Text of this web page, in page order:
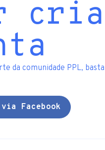
da comunidade PPL, basta
Facebook